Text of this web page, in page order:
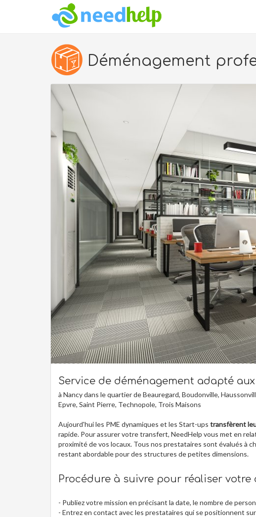
Déménagement
Service de déménagement adapté
à Nancy dans le quartier de Beauregard, Boudonville,
Epvre, Saint Pierre, Technopole, Trois Maisons
Aujourd'hui les PME dynamiques et les Start-ups transfèrent
rapide. Pour assurer votre transfert, NeedHelp vous met en
proximité de vos locaux. Tous nos prestataires sont évalués à
restant abordable pour des structures de petites dimensions.
Procédure à suivre pour réaliser votre
- Publiez votre mission en précisant la date, le nombre de
- Entrez en contact avec les prestataires qui se positionnent